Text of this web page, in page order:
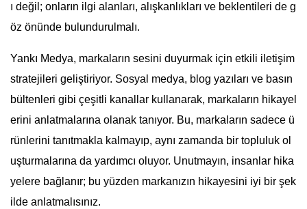
ı değil; onların ilgi alanları, alışkanlıkları ve beklentileri de g
öz önünde bulundurulmalı.
Yankı Medya, markaların sesini duyurmak için etkili iletişim
stratejileri geliştiriyor. Sosyal medya, blog yazıları ve basın
bültenleri gibi çeşitli kanallar kullanarak, markaların hikayel
erini anlatmalarına olanak tanıyor. Bu, markaların sadece ü
rünlerini tanıtmakla kalmayıp, aynı zamanda bir topluluk ol
uşturmalarına da yardımcı oluyor. Unutmayın, insanlar hika
yelere bağlanır; bu yüzden markanızın hikayesini iyi bir şek
ilde anlatmalısınız.